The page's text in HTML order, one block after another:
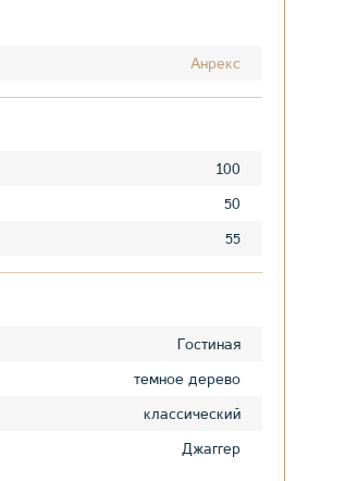
Анрекс
100
50
55
Гостиная
темное дерево
классический
Джаггер